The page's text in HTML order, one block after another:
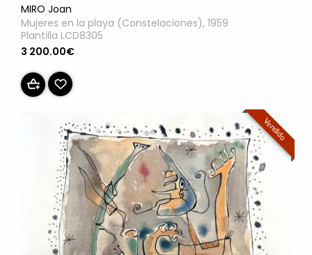
MIRO Joan
Mujeres en la playa (Constelaciones), 1959
Plantilla LCD8305
3 200.00€
Vendido